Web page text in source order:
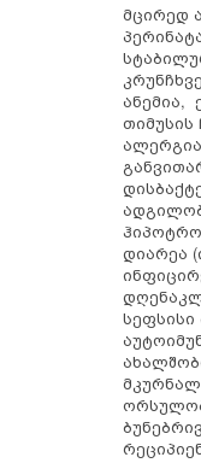
მცირედ
ანემია,
დიარეა
სეფსისი